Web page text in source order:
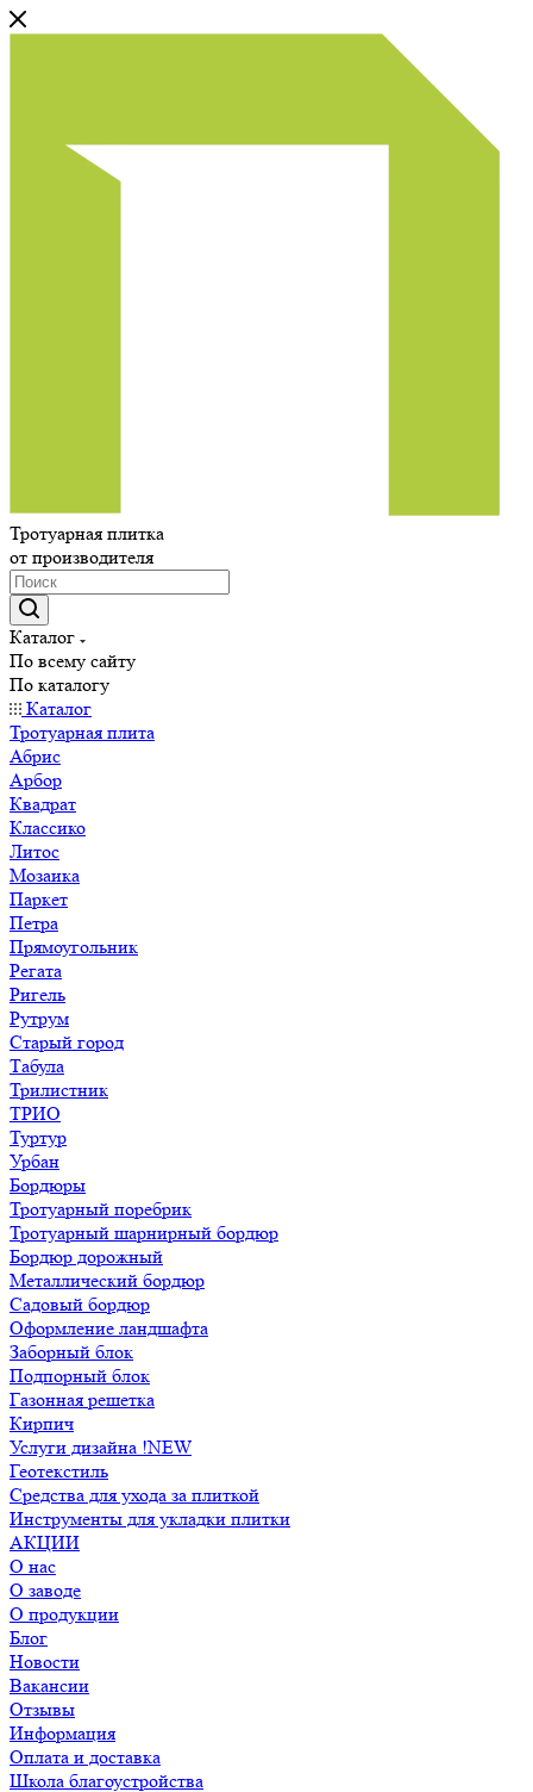
Тротуарная плитка
от производителя
Каталог
По всему сайту
По каталогу
Каталог
Тротуарная плита
Абрис
Арбор
Квадрат
Классико
Литос
Мозаика
Паркет
Петра
Прямоугольник
Регата
Ригель
Рутрум
Старый город
Табула
Трилистник
ТРИО
Туртур
Урбан
Бордюры
Тротуарный поребрик
Тротуарный шарнирный бордюр
Бордюр дорожный
Металлический бордюр
Садовый бордюр
Оформление ландшафта
Заборный блок
Подпорный блок
Газонная решетка
Кирпич
Услуги дизайна !NEW
Геотекстиль
Средства для ухода за плиткой
Инструменты для укладки плитки
АКЦИИ
О нас
О заводе
О продукции
Блог
Новости
Вакансии
Отзывы
Информация
Оплата и доставка
Школа благоустройства